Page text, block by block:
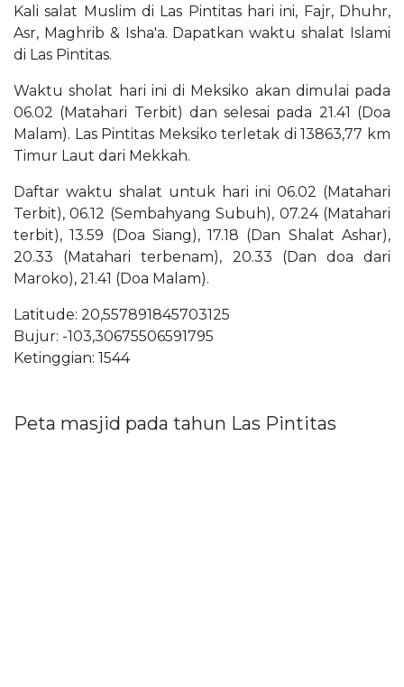
Kali salat Muslim di Las Pintitas hari ini, Fajr, Dhuhr,
Asr, Maghrib & Isha'a. Dapatkan waktu shalat Islami
di Las Pintitas.
Waktu sholat hari ini di Meksiko akan dimulai pada
06.02 (Matahari Terbit) dan selesai pada 21.41 (Doa
Malam). Las Pintitas Meksiko terletak di 13863,77 km
Timur Laut dari Mekkah.
Daftar waktu shalat untuk hari ini 06.02 (Matahari
Terbit), 06.12 (Sembahyang Subuh), 07.24 (Matahari
terbit), 13.59 (Doa Siang), 17.18 (Dan Shalat Ashar),
20.33 (Matahari terbenam), 20.33 (Dan doa dari
Maroko), 21.41 (Doa Malam).
Latitude: 20,557891845703125
Bujur: -103,30675506591795
Ketinggian: 1544
Peta masjid pada tahun Las Pintitas